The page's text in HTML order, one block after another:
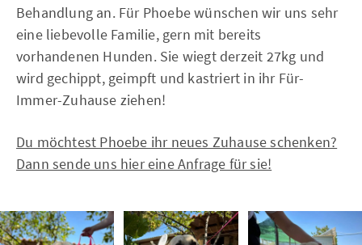
Behandlung an. Für Phoebe wünschen wir uns sehr
eine liebevolle Familie, gern mit bereits
vorhandenen Hunden. Sie wiegt derzeit 27kg und
wird gechippt, geimpft und kastriert in ihr Für-
Immer-Zuhause ziehen!
Du möchtest Phoebe ihr neues Zuhause schenken?
Dann sende uns hier eine Anfrage für sie!